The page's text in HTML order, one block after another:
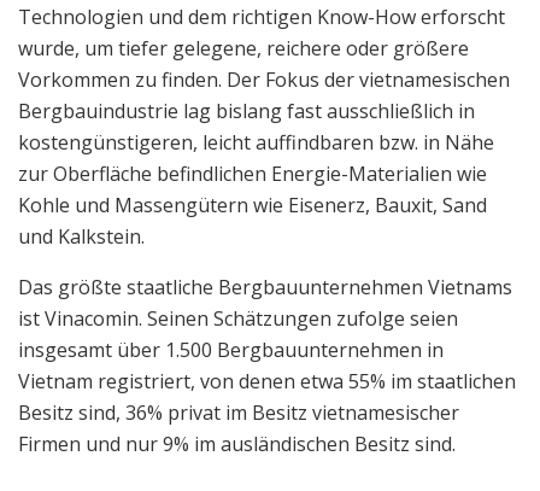
Technologien und dem richtigen Know-How erforscht
wurde, um tiefer gelegene, reichere oder größere
Vorkommen zu finden. Der Fokus der vietnamesischen
Bergbauindustrie lag bislang fast ausschließlich in
kostengünstigeren, leicht auffindbaren bzw. in Nähe
zur Oberfläche befindlichen Energie-Materialien wie
Kohle und Massengütern wie Eisenerz, Bauxit, Sand
und Kalkstein.
Das größte staatliche Bergbauunternehmen Vietnams
ist Vinacomin. Seinen Schätzungen zufolge seien
insgesamt über 1.500 Bergbauunternehmen in
Vietnam registriert, von denen etwa 55% im staatlichen
Besitz sind, 36% privat im Besitz vietnamesischer
Firmen und nur 9% im ausländischen Besitz sind.